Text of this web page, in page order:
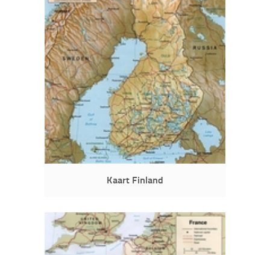
Kaart Finland